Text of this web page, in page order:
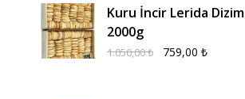
Kuru İncir Lerida Dizim
2000g
1.050,00₺ 759,00 ₺